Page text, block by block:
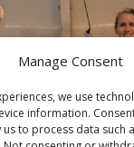
Manage Consent
we use
information.
to process data such